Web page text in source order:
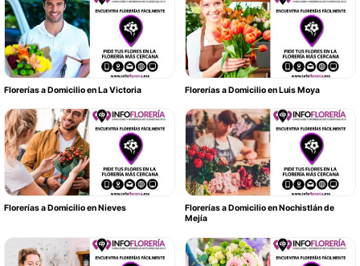
Florerías a Domicilio en La Victoria Florerías a Domicilio en Luis Moya
Florerías a Domicilio en Nieves
Florerías a Domicilio en Nochistlán de
Mejía